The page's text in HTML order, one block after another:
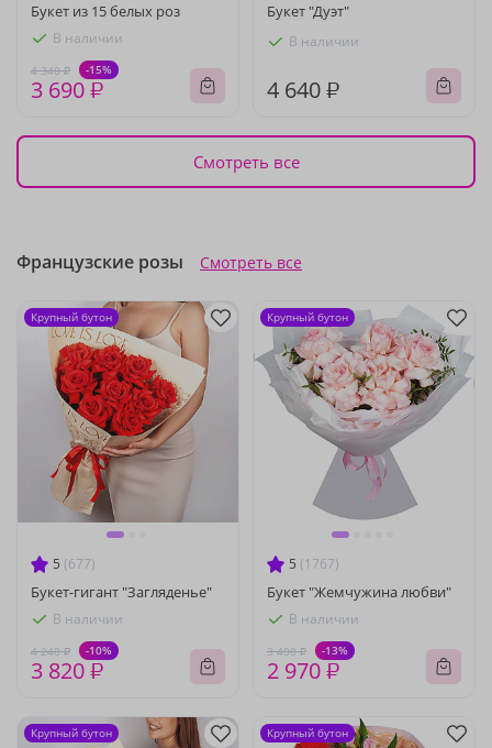
Букет из 15 белых роз
В наличии
4 340 ₽ -15%
3 690 ₽
Букет "Дуэт"
В наличии
4 640 ₽
Смотреть все
Французские розы Смотреть все
5 (677)
Букет-гигант "Загляденье"
В наличии
4 240 ₽ -10%
3 820 ₽
Крупный бутон
5 (1767)
Букет "Жемчужина любви"
В наличии
3 400 ₽ -13%
2 970 ₽
Крупный бутон
Крупный бутон Крупный бутон